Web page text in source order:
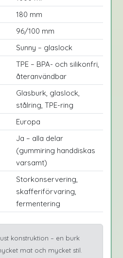
180 mm
96/100 mm
Sunny – glaslock
TPE – BPA- och silikonfri,
återanvändbar
Glasburk, glaslock,
stålring, TPE-ring
Europa
Ja – alla delar
(gummiring handdiskas
varsamt)
Storkonservering,
skafferiförvaring,
fermentering
konstruktion – en burk
mat och mycket stil.